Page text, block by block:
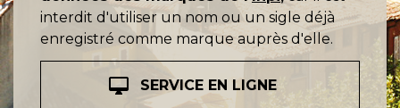
interdit d'utiliser un nom ou un sigle déjà
enregistré comme marque auprès d'elle.
desktop_mac
SERVICE EN LIGNE